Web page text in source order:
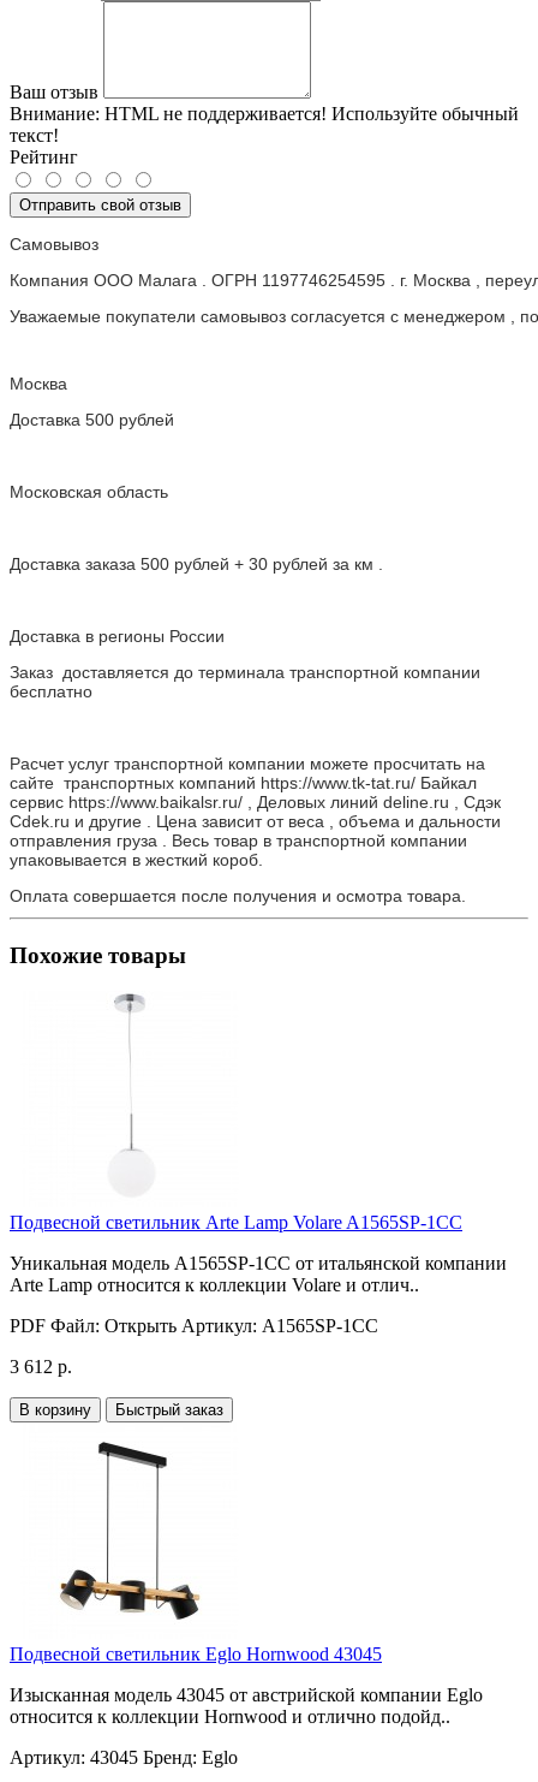
Ваш отзыв
Внимание: HTML не поддерживается! Используйте обычный
текст!
Рейтинг
Отправить свой отзыв
Самовывоз
Компания ООО Малага . ОГРН 1197746254595 . г. Москва ,
Уважаемые покупатели самовывоз согласуется с менеджером ,
Москва
Доставка 500 рублей
Московская область
Доставка заказа 500 рублей + 30 рублей за км .
Доставка в регионы России
Заказ доставляется до терминала транспортной компании
бесплатно
Расчет услуг транспортной компании можете просчитать на
сайте транспортных компаний https://www.tk-tat.ru/ Байкал
сервис https://www.baikalsr.ru/ , Деловых линий deline.ru , Сдэк
Cdek.ru и другие . Цена зависит от веса , объема и дальности
отправления груза . Весь товар в транспортной компании
упаковывается в жесткий короб.
Оплата совершается после получения и осмотра товара.
Похожие товары
Подвесной светильник Arte Lamp Volare A1565SP-1CC
Уникальная модель A1565SP-1CC от итальянской компании
Arte Lamp относится к коллекции Volare и отлич..
PDF Файл: Открыть Артикул: A1565SP-1CC
3 612 р.
В корзину Быстрый заказ
Подвесной светильник Eglo Hornwood 43045
Изысканная модель 43045 от австрийской компании Eglo
относится к коллекции Hornwood и отлично подойд..
Артикул: 43045 Бренд: Eglo